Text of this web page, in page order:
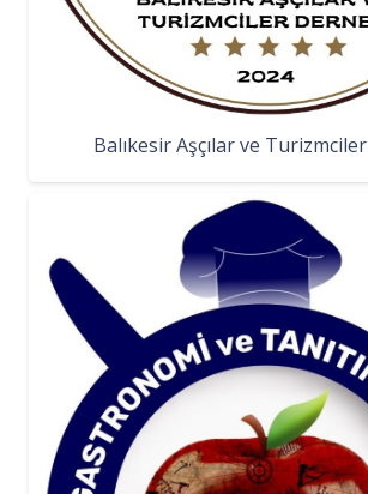
Balıkesir Aşçılar ve